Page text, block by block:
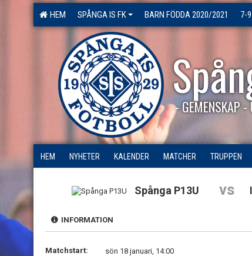
HEM SPÅNGA IS FK BARN FÖDDA 2020/2021 7-
- GEMENSKAP -
HEM NYHETER KALENDER MATCHER TRUPPEN
Spånga P13U vs
INFORMATION
Matchstart:
sön 18 januari, 14:00